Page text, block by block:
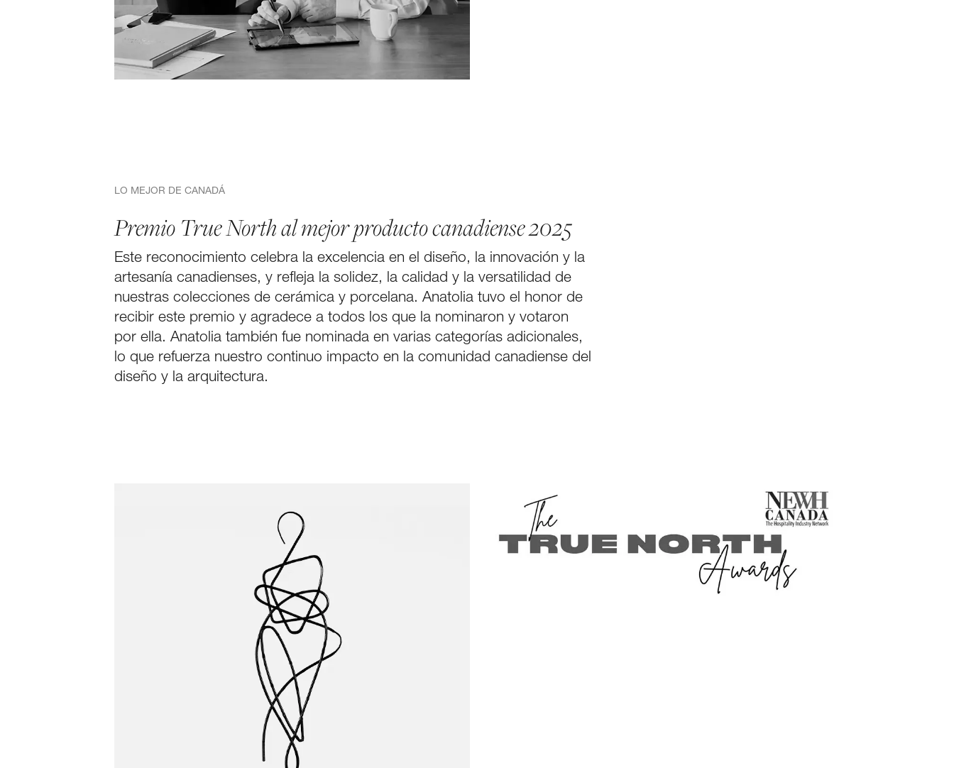
LO MEJOR DE CANADÁ
Premio True North al mejor producto canadiense 2025
Este reconocimiento celebra la excelencia en el diseño, la innovación y la
artesanía canadienses, y refleja la solidez, la calidad y la versatilidad de
nuestras colecciones de cerámica y porcelana. Anatolia tuvo el honor de
recibir este premio y agradece a todos los que la nominaron y votaron
por ella. Anatolia también fue nominada en varias categorías adicionales,
lo que refuerza nuestro continuo impacto en la comunidad canadiense del
diseño y la arquitectura.
FACEBOOK
PINTEREST
LINKEDIN